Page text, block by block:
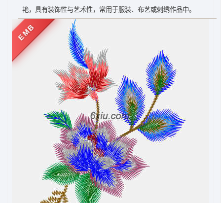
艳，具有装饰性与艺术性，常用于服装、布艺或刺绣作品中。
EMB